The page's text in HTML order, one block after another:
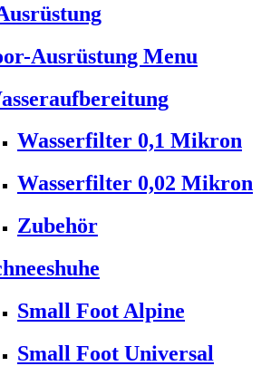
Ausrüstung Menu
Wasserfilter 0,1 Mikron
Wasserfilter 0,02 Mikron
Zubehör
Small Foot Alpine
Small Foot Universal